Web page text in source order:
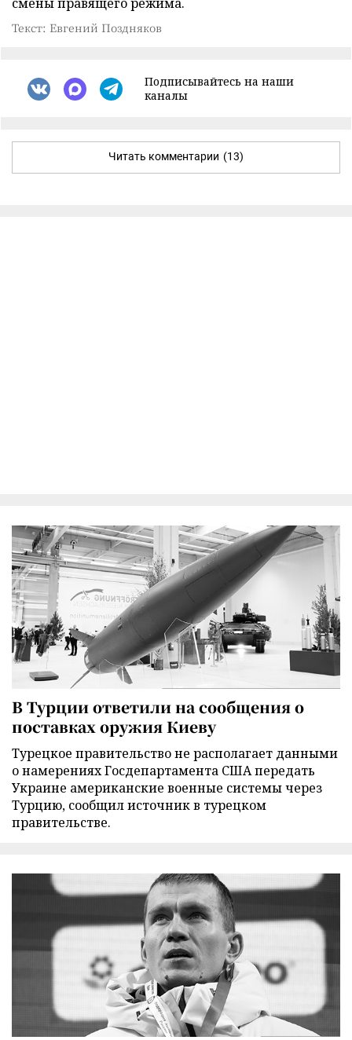
смены правящего режима.
Текст: Евгений Поздняков
Подписывайтесь на наши
каналы
Читать комментарии (13)
В Турции ответили на сообщения о
поставках оружия Киеву
Турецкое правительство не располагает данными
о намерениях Госдепартамента США передать
Украине американские военные системы через
Турцию, сообщил источник в турецком
правительстве.